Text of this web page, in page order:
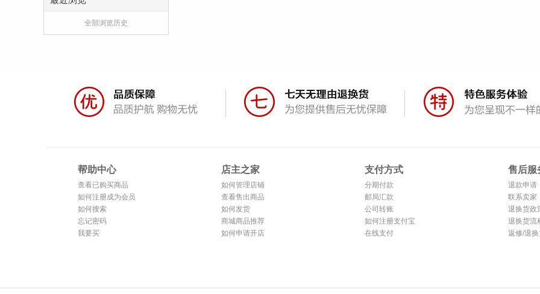
全部浏览历史
帮助中心
查看已购买商品
如何注册成为会员
如何搜索
忘记密码
我要买
店主之家
如何管理店铺
查看售出商品
如何发货
商城商品推荐
如何申请开店
支付方式
分期付款
邮局汇款
公司转账
如何注册支付宝
在线支付
售后服
退款申请
联系卖家
退换货政
退换货流
返修/退